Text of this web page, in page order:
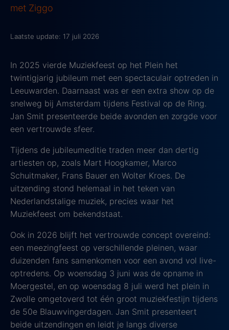
met Ziggo
Laatste update: 17 juli 2026
In 2025 vierde Muziekfeest op het Plein het
twintigjarig jubileum met een spectaculair optreden in
Leeuwarden. Daarnaast was er een extra show op de
snelweg bij Amsterdam tijdens Festival op de Ring.
Jan Smit presenteerde beide avonden en zorgde voor
een vertrouwde sfeer.
Tijdens de jubileumeditie traden meer dan dertig
artiesten op, zoals Mart Hoogkamer, Marco
Schuitmaker, Frans Bauer en Wolter Kroes. De
uitzending stond helemaal in het teken van
Nederlandstalige muziek, precies waar het
Muziekfeest om bekendstaat.
Ook in 2026 blijft het vertrouwde concept overeind:
een meezingfeest op verschillende pleinen, waar
duizenden fans samenkomen voor een avond vol live-
optredens. Op woensdag 3 juni was de opname in
Moergestel, en op woensdag 8 juli werd het plein in
Zwolle omgetoverd tot één groot muziekfestijn tijdens
de 50e Blauwvingerdagen. Jan Smit presenteert
beide uitzendingen en leidt je langs diverse